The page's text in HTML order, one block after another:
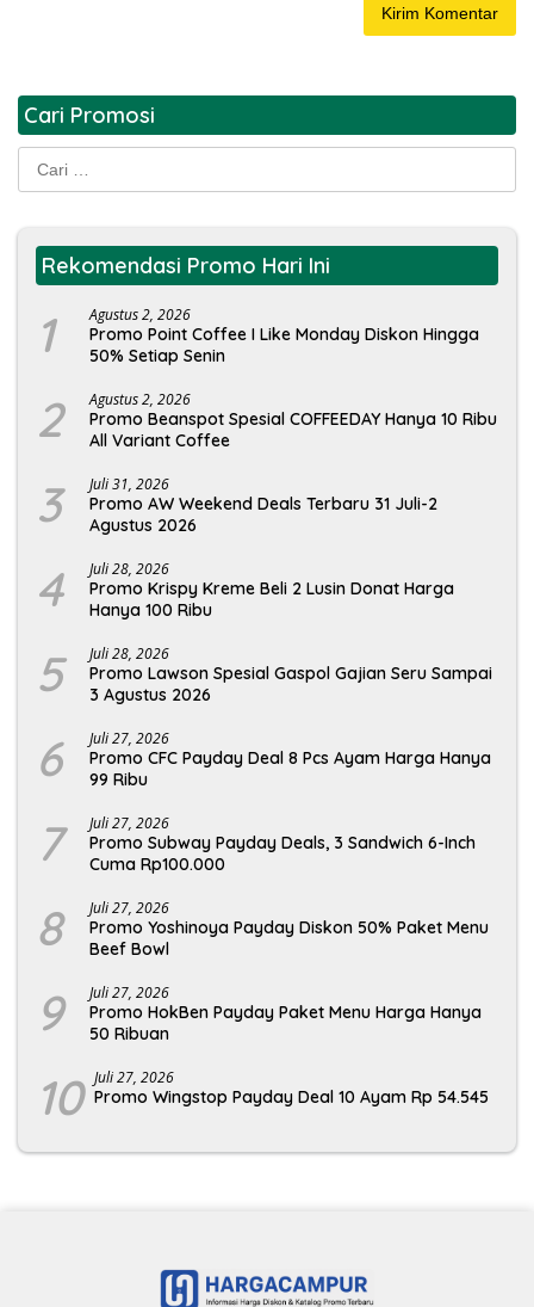
Cari Promosi
Cari
untuk:
Rekomendasi Promo Hari Ini
1 Agustus 2, 2026
Promo Point Coffee I Like Monday Diskon Hingga
50% Setiap Senin
2 Agustus 2, 2026
Promo Beanspot Spesial COFFEEDAY Hanya 10 Ribu
All Variant Coffee
3 Juli 31, 2026
Promo AW Weekend Deals Terbaru 31 Juli-2
Agustus 2026
4 Juli 28, 2026
Promo Krispy Kreme Beli 2 Lusin Donat Harga
Hanya 100 Ribu
5 Juli 28, 2026
Promo Lawson Spesial Gaspol Gajian Seru Sampai
3 Agustus 2026
6 Juli 27, 2026
Promo CFC Payday Deal 8 Pcs Ayam Harga Hanya
99 Ribu
7 Juli 27, 2026
Promo Subway Payday Deals, 3 Sandwich 6-Inch
Cuma Rp100.000
8 Juli 27, 2026
Promo Yoshinoya Payday Diskon 50% Paket Menu
Beef Bowl
9 Juli 27, 2026
Promo HokBen Payday Paket Menu Harga Hanya
50 Ribuan
10 Juli 27, 2026
Promo Wingstop Payday Deal 10 Ayam Rp 54.545